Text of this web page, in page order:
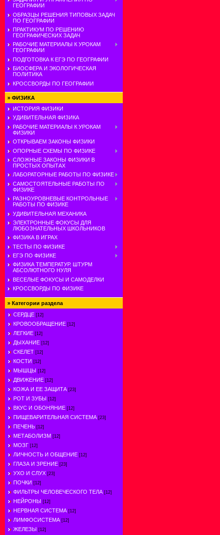
ГЕОГРАФИИ
ОБРАЗЦЫ РЕШЕНИЯ ТИПОВЫХ ЗАДАЧ
ПО ГЕОГРАФИИ
ПРАКТИКУМ ПО РЕШЕНИЮ
ГЕОГРАФИЧЕСКИХ ЗАДАЧ
РАБОЧИЕ МАТЕРИАЛЫ К УРОКАМ
ГЕОГРАФИИ
ПОДГОТОВКА К ЕГЭ ПО ГЕОГРАФИИ
БИОСФЕРА И ЭКОЛОГИЧЕСКАЯ
ПОЛИТИКА
КРОССВОРДЫ ПО ГЕОГРАФИИ
» ФИЗИКА
ИСТОРИЯ ФИЗИКИ
УДИВИТЕЛЬНАЯ ФИЗИКА
РАБОЧИЕ МАТЕРИАЛЫ К УРОКАМ
ФИЗИКИ
ОТКРЫВАЕМ ЗАКОНЫ ФИЗИКИ
ОПОРНЫЕ СХЕМЫ ПО ФИЗИКЕ
СЛОЖНЫЕ ЗАКОНЫ ФИЗИКИ В
ПРОСТЫХ ОПЫТАХ
ЛАБОРАТОРНЫЕ РАБОТЫ ПО ФИЗИКЕ
САМОСТОЯТЕЛЬНЫЕ РАБОТЫ ПО
ФИЗИКЕ
РАЗНОУРОВНЕВЫЕ КОНТРОЛЬНЫЕ
РАБОТЫ ПО ФИЗИКЕ
УДИВИТЕЛЬНАЯ МЕХАНИКА
ЭЛЕКТРОННЫЕ ФОКУСЫ ДЛЯ
ЛЮБОЗНАТЕЛЬНЫХ ШКОЛЬНИКОВ
ФИЗИКА В ИГРАХ
ТЕСТЫ ПО ФИЗИКЕ
ЕГЭ ПО ФИЗИКЕ
ФИЗИКА ТЕМПЕРАТУР. ШТУРМ
АБСОЛЮТНОГО НУЛЯ
ВЕСЕЛЫЕ ФОКУСЫ И САМОДЕЛКИ
КРОССВОРДЫ ПО ФИЗИКЕ
» Категории раздела
СЕРДЦЕ [12]
КРОВООБРАЩЕНИЕ [12]
ЛЕГКИЕ [12]
ДЫХАНИЕ [12]
СКЕЛЕТ [12]
КОСТИ [12]
МЫШЦЫ [12]
ДВИЖЕНИЕ [12]
КОЖА И ЕЕ ЗАЩИТА [23]
РОТ И ЗУБЫ [12]
ВКУС И ОБОНЯНИЕ [12]
ПИЩЕВАРИТЕЛЬНАЯ СИСТЕМА [23]
ПЕЧЕНЬ [12]
МЕТАБОЛИЗМ [12]
МОЗГ [12]
ЛИЧНОСТЬ И ОБЩЕНИЕ [12]
ГЛАЗА И ЗРЕНИЕ [23]
УХО И СЛУХ [23]
ПОЧКИ [12]
ФИЛЬТРЫ ЧЕЛОВЕЧЕСКОГО ТЕЛА [12]
НЕЙРОНЫ [12]
НЕРВНАЯ СИСТЕМА [12]
ЛИМФОСИСТЕМА [12]
ЖЕЛЕЗЫ [12]